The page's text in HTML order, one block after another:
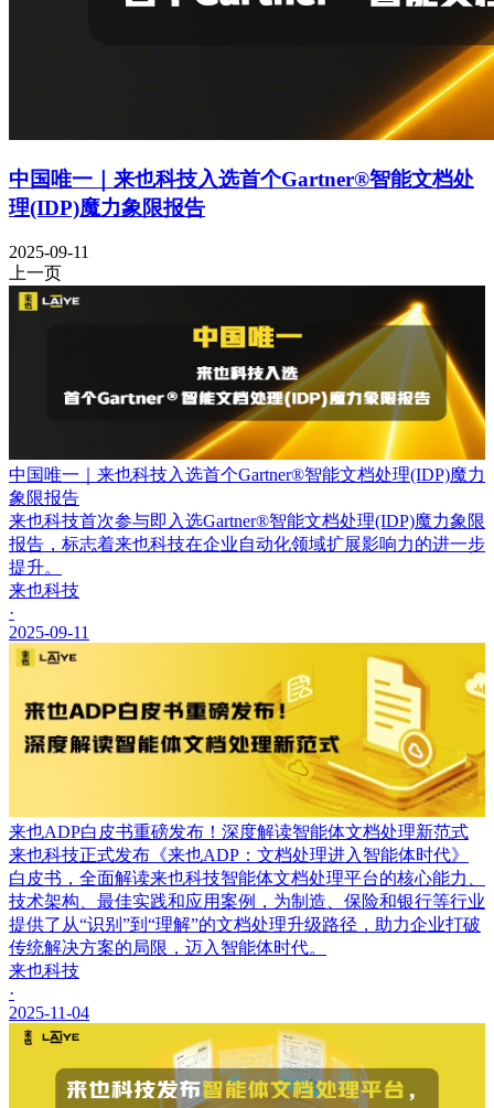
中国唯一｜来也科技入选首个Gartner®智能文档处
理(IDP)魔力象限报告
2025-09-11
上一页
中国唯一｜来也科技入选首个Gartner®智能文档处理(IDP)魔力
象限报告
来也科技首次参与即入选Gartner®智能文档处理(IDP)魔力象限
报告，标志着来也科技在企业自动化领域扩展影响力的进一步
提升。
来也科技
·
2025-09-11
来也ADP白皮书重磅发布！深度解读智能体文档处理新范式
来也科技正式发布《来也ADP：文档处理进入智能体时代》
白皮书，全面解读来也科技智能体文档处理平台的核心能力、
技术架构、最佳实践和应用案例，为制造、保险和银行等行业
提供了从“识别”到“理解”的文档处理升级路径，助力企业打破
传统解决方案的局限，迈入智能体时代。
来也科技
·
2025-11-04